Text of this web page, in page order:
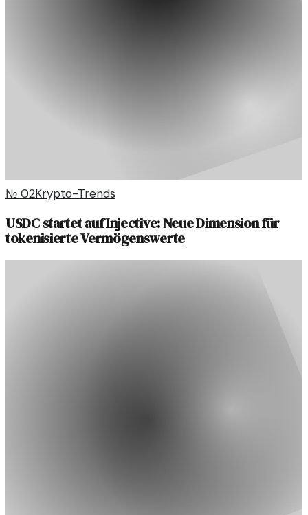
№ 02Krypto-Trends
USDC startet auf Injective: Neue Dimension für
tokenisierte Vermögenswerte